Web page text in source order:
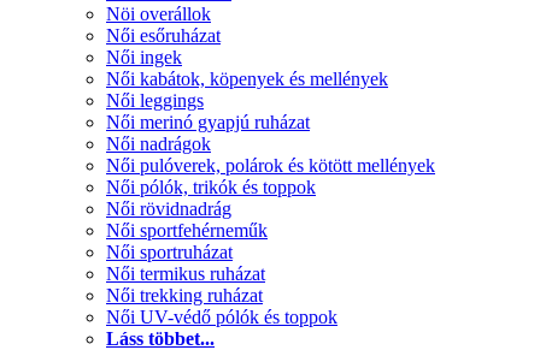
Nöi overállok
Női esőruházat
Női ingek
Női kabátok, köpenyek és mellények
Női leggings
Női merinó gyapjú ruházat
Női nadrágok
Női pulóverek, polárok és kötött mellények
Női pólók, trikók és toppok
Női rövidnadrág
Női sportfehérneműk
Női sportruházat
Női termikus ruházat
Női trekking ruházat
Női UV-védő pólók és toppok
Láss többet...